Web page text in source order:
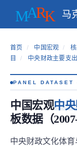
马
首页 / 中国宏观 /
目
/ 中央财政主要支
PANEL DATASET
中国宏观中
板数据（2007-
中央财政文化体